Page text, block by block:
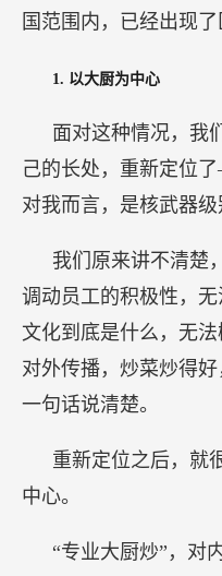
国范围内，已经出现
1. 以大厨为中心
面对这种情况，我
己的长处，重新定位
对我而言，是核武器级
我们原来讲不清楚
调动员工的积极性，
文化到底是什么，无法
对外传播，炒菜炒得
一句话说清楚。
重新定位之后，就
中心。
“专业大厨炒”，对